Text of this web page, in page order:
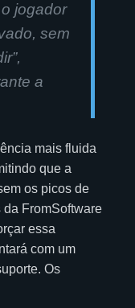
jogador
sem
a
mais fluida
que a
os picos de
da FromSoftware
essa
com um
Os